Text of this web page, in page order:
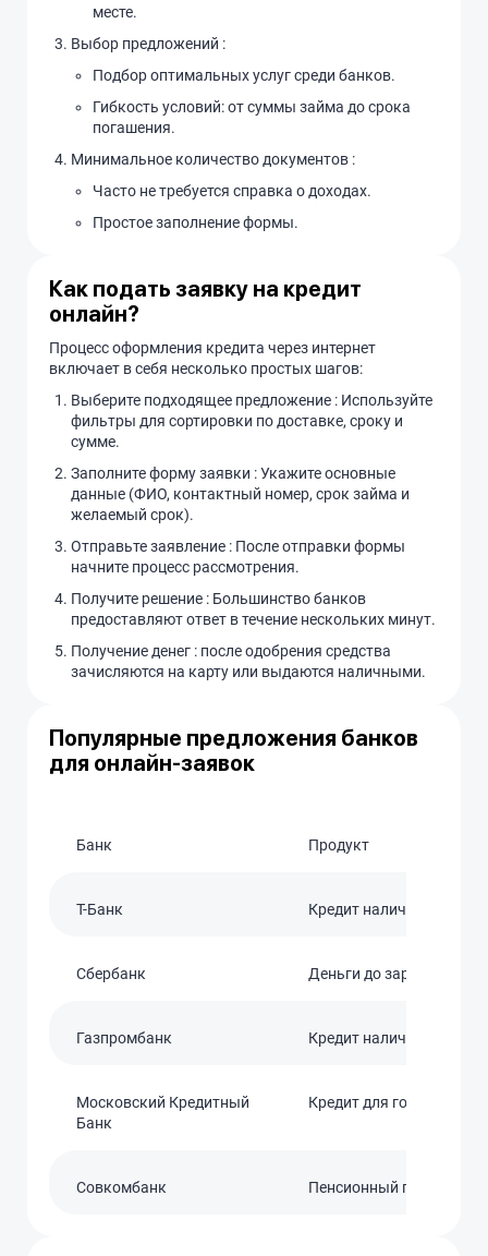
месте.
Выбор предложений :
Подбор оптимальных услуг среди банков.
Гибкость условий: от суммы займа до срока
погашения.
Минимальное количество документов :
Часто не требуется справка о доходах.
Простое заполнение формы.
Как подать заявку на кредит
онлайн?
Процесс оформления кредита через интернет
включает в себя несколько простых шагов:
Выберите подходящее предложение : Используйте
фильтры для сортировки по доставке, сроку и
сумме.
Заполните форму заявки : Укажите основные
данные (ФИО, контактный номер, срок займа и
желаемый срок).
Отправьте заявление : После отправки формы
начните процесс рассмотрения.
Получите решение : Большинство банков
предоставляют ответ в течение нескольких минут.
Получение денег : после одобрения средства
зачисляются на карту или выдаются наличными.
Популярные предложения банков
для онлайн-заявок
Банк Продукт
T-Банк Кредит наличными
Сбербанк Деньги до зарплаты
Газпромбанк Кредит наличными
Московский Кредитный
Банк
Кредит для госслужащих
Совкомбанк Пенсионный плюс